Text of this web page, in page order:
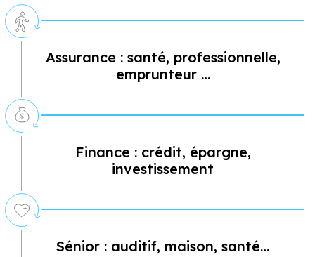
Assurance : santé, professionnelle,
emprunteur …
Finance : crédit, épargne,
investissement
Sénior : auditif, maison, santé…